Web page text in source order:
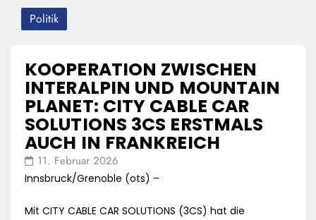
Politik
KOOPERATION ZWISCHEN
INTERALPIN UND MOUNTAIN
PLANET: CITY CABLE CAR
SOLUTIONS 3CS ERSTMALS
AUCH IN FRANKREICH
11. Februar 2026
Innsbruck/Grenoble (ots) –
Mit CITY CABLE CAR SOLUTIONS (3CS) hat die